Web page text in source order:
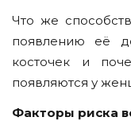
Что же
появлению её
косточек и
появляются у
Факторы риска